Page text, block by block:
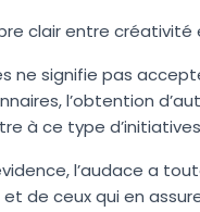
clair entre
ne signifie pas
l’obtention
à ce type
l’audace a
de ceux qui en